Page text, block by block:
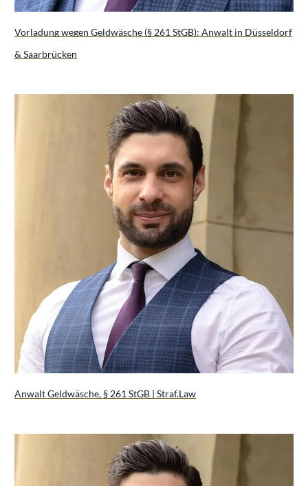
Vorladung wegen Geldwäsche (§ 261 StGB): Anwalt in Düsseldorf
& Saarbrücken
Anwalt Geldwäsche, § 261 StGB | Straf.Law